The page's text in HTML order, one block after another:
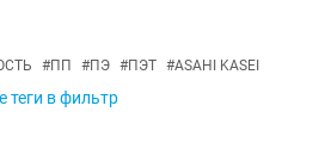
#ПП #ПЭ #ПЭТ #ASAHI KASEI
теги в фильтр